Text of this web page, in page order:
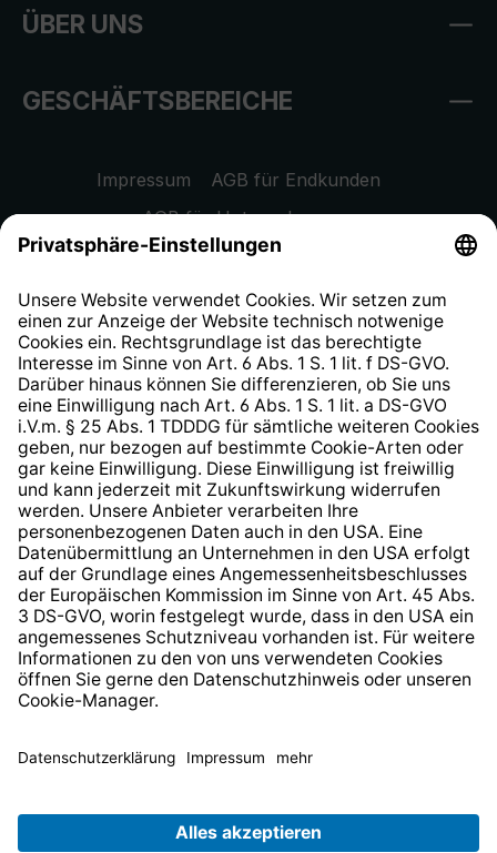
ÜBER UNS
GESCHÄFTSBEREICHE
Impressum
AGB für Endkunden
AGB für Unternehmen
Datenschutzhinweis
Widerrufsrecht
Hinweisgeberschutzsystem
Barrierefreiheit
* Alle Preise inkl. gesetzl. Mehrwertsteuer zzgl.
anders angegeben.
© 2026 TechniSat Digital GmbH